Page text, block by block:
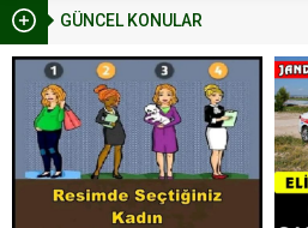
GÜNCEL KONULAR